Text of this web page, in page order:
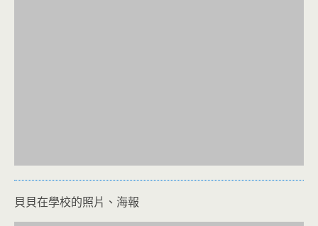
貝貝在學校的照片、海報